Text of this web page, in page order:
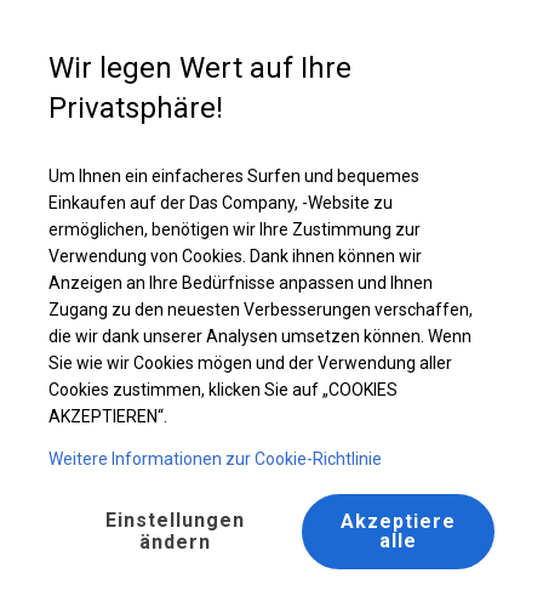
Ganzjähriges Verkaufszelt | 5x8 m
Wir legen Wert auf Ihre
Privatsphäre!
Um Ihnen ein einfacheres Surfen und bequemes
Einkaufen auf der Das Company, -Website zu
ermöglichen, benötigen wir Ihre Zustimmung zur
Verwendung von Cookies. Dank ihnen können wir
Anzeigen an Ihre Bedürfnisse anpassen und Ihnen
Zugang zu den neuesten Verbesserungen verschaffen,
die wir dank unserer Analysen umsetzen können. Wenn
Sie wie wir Cookies mögen und der Verwendung aller
Cookies zustimmen, klicken Sie auf „COOKIES
AKZEPTIEREN“.
Weitere Informationen zur Cookie-Richtlinie
Einstellungen
ändern
Akzeptiere
alle